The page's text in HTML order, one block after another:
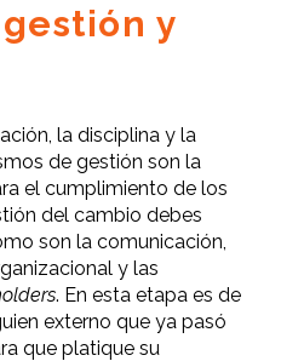
gestión y
la disciplina y la
de gestión son la
el cumplimiento de los
del cambio debes
son la comunicación,
y las
. En esta etapa es de
externo que ya pasó
que platique su